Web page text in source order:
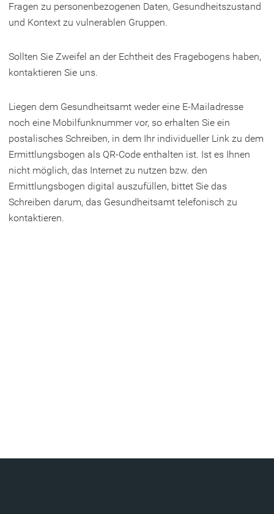
Fragen zu personenbezogenen Daten, Gesundheitszustand
und Kontext zu vulnerablen Gruppen.
Sollten Sie Zweifel an der Echtheit des Fragebogens haben,
kontaktieren Sie uns.
Liegen dem Gesundheitsamt weder eine E-Mailadresse
noch eine Mobilfunknummer vor, so erhalten Sie ein
postalisches Schreiben, in dem Ihr individueller Link zu dem
Ermittlungsbogen als QR-Code enthalten ist. Ist es Ihnen
nicht möglich, das Internet zu nutzen bzw. den
Ermittlungsbogen digital auszufüllen, bittet Sie das
Schreiben darum, das Gesundheitsamt telefonisch zu
kontaktieren.